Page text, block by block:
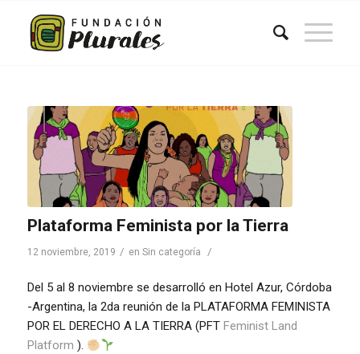
Plataforma Feminista por la Tierra
12 noviembre, 2019 / en Sin categoría /
Del 5 al 8 noviembre se desarrolló en Hotel Azur, Córdoba
-Argentina, la 2da reunión de la PLATAFORMA FEMINISTA
POR EL DERECHO A LA TIERRA (PFT Feminist Land
Platform ).